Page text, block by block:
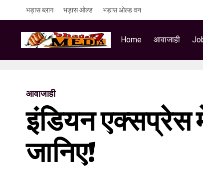
भड़ास ब्लाग भड़ास ओल्ड भड़ास ओल्ड वन
Home आवाजाही
आवाजाही
इंडियन एक्सप्रेस में
जानिए!